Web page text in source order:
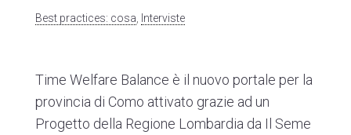
Best practices: cosa Interviste
Time Welfare Balance è il nuovo portale per la
provincia di Como attivato grazie ad un
Progetto della Regione Lombardia da Il Seme